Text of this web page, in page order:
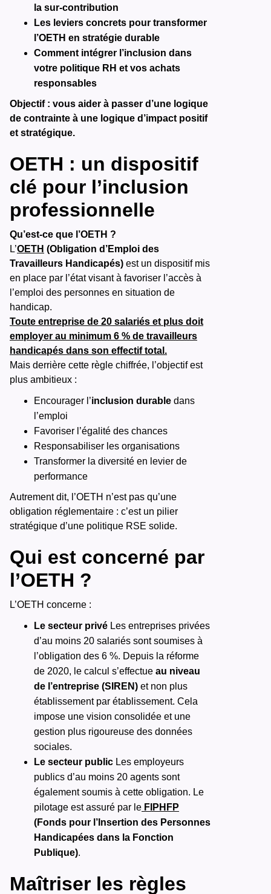
la sur-contribution
Les leviers concrets pour transformer
l’OETH en stratégie durable
Comment intégrer l’inclusion dans
votre politique RH et vos achats
responsables
Objectif : vous aider à passer d’une logique
de contrainte à une logique d’impact positif
et stratégique.
OETH : un dispositif
clé pour l’inclusion
professionnelle
Qu’est-ce que l’OETH ?
L’OETH (Obligation d’Emploi des
Travailleurs Handicapés) est un dispositif mis
en place par l’état visant à favoriser l’accès à
l’emploi des personnes en situation de
handicap.
Toute entreprise de 20 salariés et plus doit
employer au minimum 6 % de travailleurs
handicapés dans son effectif total.
Mais derrière cette règle chiffrée, l’objectif est
plus ambitieux :
Encourager l’inclusion durable dans
l’emploi
Favoriser l’égalité des chances
Responsabiliser les organisations
Transformer la diversité en levier de
performance
Autrement dit, l’OETH n’est pas qu’une
obligation réglementaire : c’est un pilier
stratégique d’une politique RSE solide.
Qui est concerné par
l’OETH ?
L’OETH concerne :
Le secteur privé Les entreprises privées
d’au moins 20 salariés sont soumises à
l’obligation des 6 %. Depuis la réforme
de 2020, le calcul s’effectue au niveau
de l’entreprise (SIREN) et non plus
établissement par établissement. Cela
impose une vision consolidée et une
gestion plus rigoureuse des données
sociales.
Le secteur public Les employeurs
publics d’au moins 20 agents sont
également soumis à cette obligation. Le
pilotage est assuré par le FIPHFP
(Fonds pour l’Insertion des Personnes
Handicapées dans la Fonction
Publique).
Maîtriser les règles